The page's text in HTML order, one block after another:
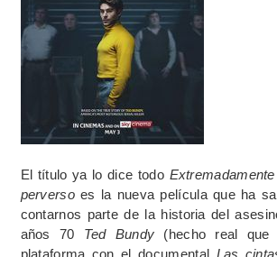
El título ya lo dice todo
perversoes la nueva película que ha
contarnos parte de la historia del
años 70 Ted Bundy (hecho real
plataforma con el documental Las